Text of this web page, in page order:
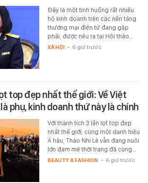
Đây là một tình huống rất nhiều
hộ kinh doanh trên các nền tảng
thương mại điện tử đang gặp
phải, được nêu ra tại Hội thảo…
XÃ HỘI - 6 giờ trước
top đẹp nhất thế giới: Về Việt
phụ, kinh doanh thứ này là chính
Với thành tích 3 lần lọt top đẹp
nhất thế giới, cùng một danh hiệu
Á hậu, Thảo Nhi Lê vẫn đang nuôi
lớn đam mê thời trang đã cùng…
BEAUTY & FASHION - 6 giờ trước